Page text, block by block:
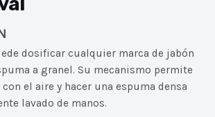
dosificar cualquier marca de jabón
a granel. Su mecanismo permite
el aire y hacer una espuma densa
lavado de manos.